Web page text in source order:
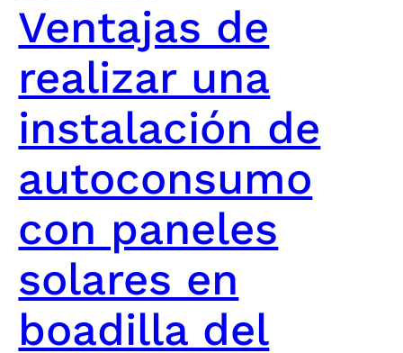
Ventajas de
realizar una
instalación de
autoconsumo
con paneles
solares en
boadilla del